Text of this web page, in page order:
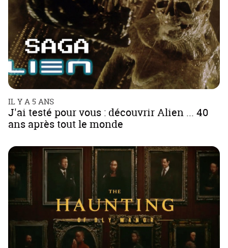
IL Y A 5 ANS
J'ai testé pour vous : découvrir Alien ... 40
ans après tout le monde